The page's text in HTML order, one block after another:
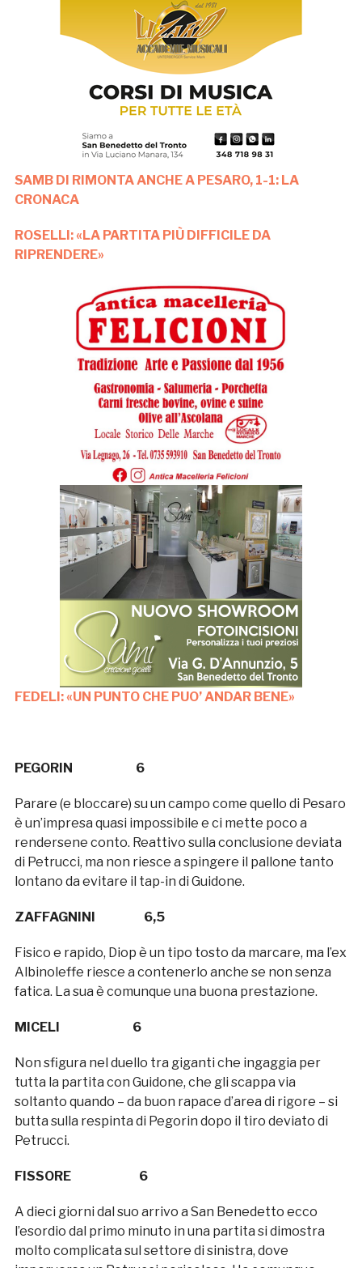
SAMB DI RIMONTA ANCHE A PESARO, 1-1: LA
CRONACA
ROSELLI: «LA PARTITA PIÙ DIFFICILE DA
RIPRENDERE»
FEDELI: «UN PUNTO CHE PUO’ ANDAR BENE»
PEGORIN 6
Parare (e bloccare) su un campo come quello di Pesaro
è un’impresa quasi impossibile e ci mette poco a
rendersene conto. Reattivo sulla conclusione deviata
di Petrucci, ma non riesce a spingere il pallone tanto
lontano da evitare il tap-in di Guidone.
ZAFFAGNINI 6,5
Fisico e rapido, Diop è un tipo tosto da marcare, ma l’ex
Albinoleffe riesce a contenerlo anche se non senza
fatica. La sua è comunque una buona prestazione.
MICELI 6
Non sfigura nel duello tra giganti che ingaggia per
tutta la partita con Guidone, che gli scappa via
soltanto quando – da buon rapace d’area di rigore – si
butta sulla respinta di Pegorin dopo il tiro deviato di
Petrucci.
FISSORE 6
A dieci giorni dal suo arrivo a San Benedetto ecco
l’esordio dal primo minuto in una partita si dimostra
molto complicata sul settore di sinistra, dove